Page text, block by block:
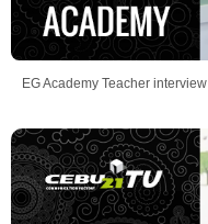
EG Academy Teacher interview